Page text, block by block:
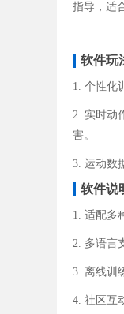
指导，适
软件玩
1. 个性化
2. 实时动
害。
3. 运动数
软件说
1. 适配多
2. 多语言
3. 离线训
4. 社区互